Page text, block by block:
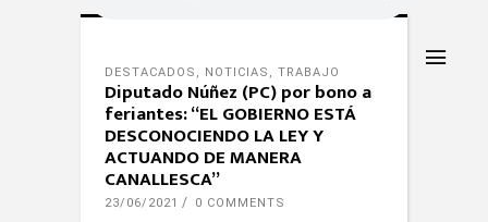
DESTACADOS , NOTICIAS , TRABAJO
Diputado Núñez (PC) por bono a
feriantes: “EL GOBIERNO ESTÁ
DESCONOCIENDO LA LEY Y
ACTUANDO DE MANERA
CANALLESCA”
23/06/2021 0 COMMENTS